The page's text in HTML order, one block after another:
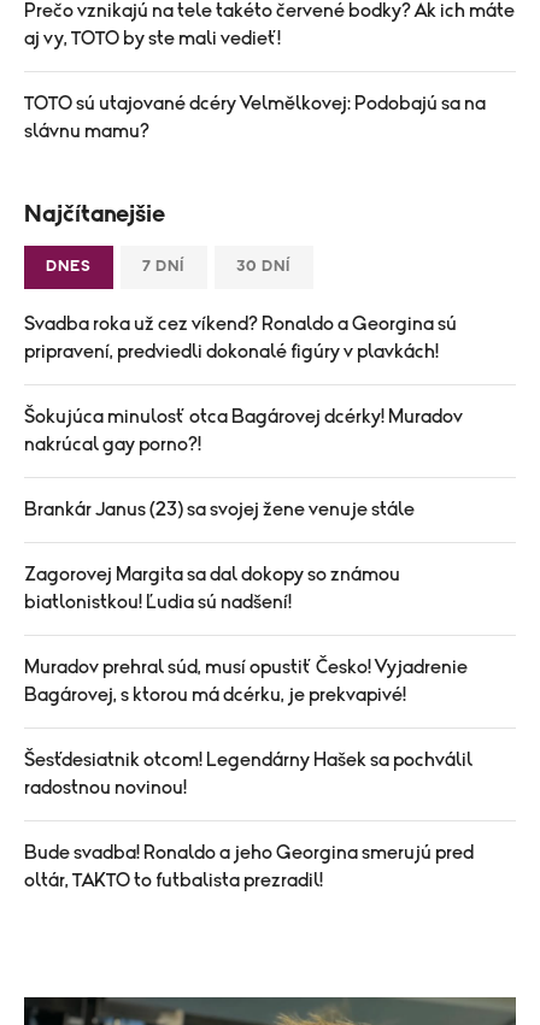
Prečo vznikajú na tele takéto červené bodky? Ak ich máte
aj vy, TOTO by ste mali vedieť!
TOTO sú utajované dcéry Velmělkovej: Podobajú sa na
slávnu mamu?
Najčítanejšie
DNES 7 DNÍ 30 DNÍ
Svadba roka už cez víkend? Ronaldo a Georgina sú
pripravení, predviedli dokonalé figúry v plavkách!
Šokujúca minulosť otca Bagárovej dcérky! Muradov
nakrúcal gay porno?!
Brankár Janus (23) sa svojej žene venuje stále
Zagorovej Margita sa dal dokopy so známou
biatlonistkou! Ľudia sú nadšení!
Muradov prehral súd, musí opustiť Česko! Vyjadrenie
Bagárovej, s ktorou má dcérku, je prekvapivé!
Šesťdesiatnik otcom! Legendárny Hašek sa pochválil
radostnou novinou!
Bude svadba! Ronaldo a jeho Georgina smerujú pred
oltár, TAKTO to futbalista prezradil!